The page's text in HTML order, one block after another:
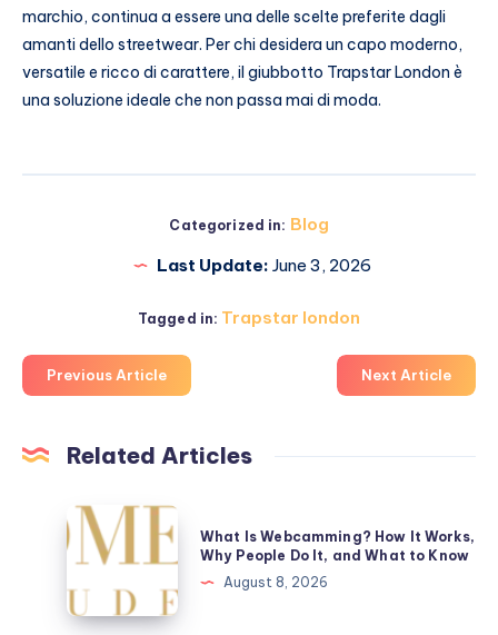
marchio, continua a essere una delle scelte preferite dagli
amanti dello streetwear. Per chi desidera un capo moderno,
versatile e ricco di carattere, il giubbotto Trapstar London è
una soluzione ideale che non passa mai di moda.
Categorized in: Blog
Last Update: June 3, 2026
Tagged in: Trapstar london
Previous Article Next Article
Related Articles
What
Is
What Is Webcamming? How It Works,
Why People Do It, and What to Know
August 8, 2026